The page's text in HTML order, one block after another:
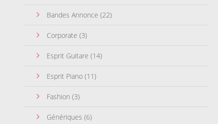
Bandes Annonce (22)
Corporate (3)
Esprit Guitare (14)
Esprit Piano (11)
Fashion (3)
Génériques (6)